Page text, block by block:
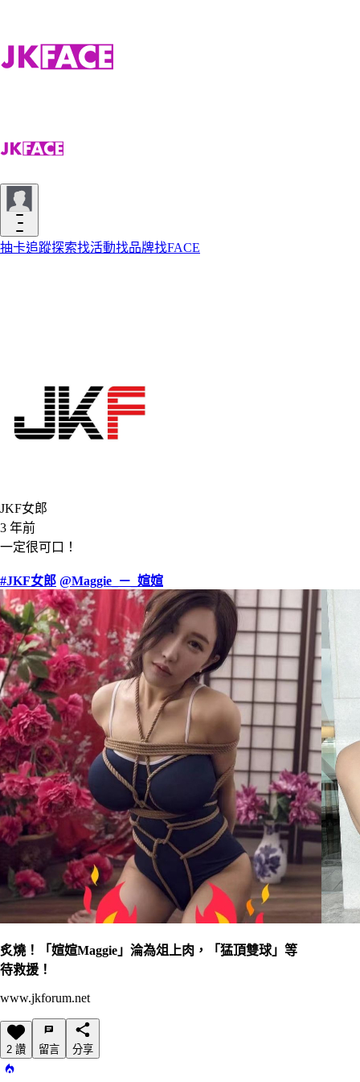
抽卡追蹤探索找活動找品牌找FACE
JKF女郎
3 年前
一定很可口！
#JKF女郎 @Maggie_－_媗媗
炙燒！「媗媗Maggie」淪為俎上肉，「猛頂雙球」等
待救援！
www.jkforum.net
2 讚 留言 分享